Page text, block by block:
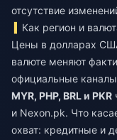
отсутствие
Как регион и
Цены в долларах
валюте меняют
официальные
MYR, PHP, BRL и PKR
и Nexon.pk. Что
охват: кредитные и